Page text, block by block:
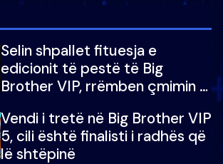
Selin shpallet fituesja e
edicionit të pestë të Big
Brother VIP, rrëmben çmimin e
Vendi i tretë në Big Brother VIP
5, cili është finalisti i radhës që
lë shtëpinë